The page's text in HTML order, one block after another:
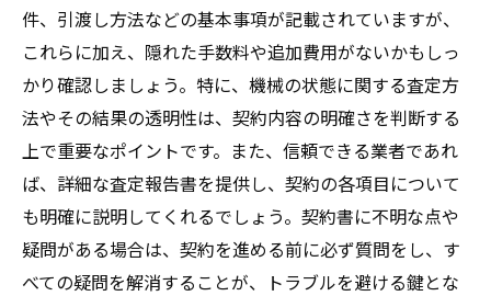
件、引渡し方法などの基本事項が記載されていますが、
これらに加え、隠れた手数料や追加費用がないかもしっ
かり確認しましょう。特に、機械の状態に関する査定方
法やその結果の透明性は、契約内容の明確さを判断する
上で重要なポイントです。また、信頼できる業者であれ
ば、詳細な査定報告書を提供し、契約の各項目について
も明確に説明してくれるでしょう。契約書に不明な点や
疑問がある場合は、契約を進める前に必ず質問をし、す
べての疑問を解消することが、トラブルを避ける鍵とな